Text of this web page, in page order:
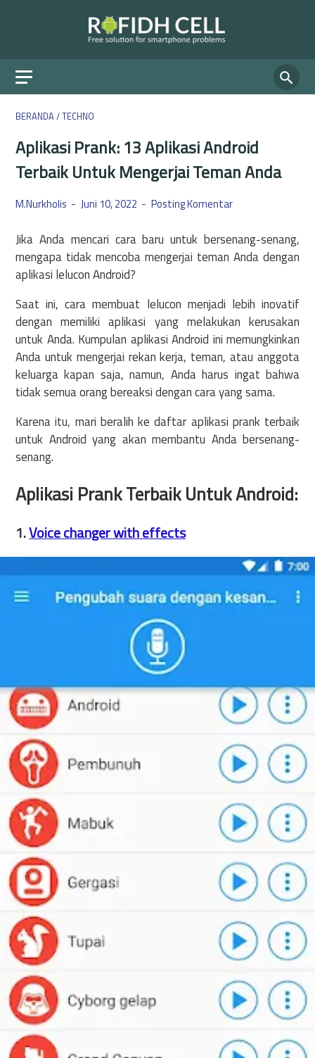
BERANDA/TECHNO
Aplikasi Prank: 13 Aplikasi Android
Terbaik Untuk Mengerjai Teman Anda
M.Nurkholis Juni 10, 2022 Posting Komentar
Jika Anda mencari cara baru untuk bersenang-senang,
mengapa tidak mencoba mengerjai teman Anda dengan
aplikasi lelucon Android?
Saat ini, cara membuat lelucon menjadi lebih inovatif
dengan memiliki aplikasi yang melakukan kerusakan
untuk Anda. Kumpulan aplikasi Android ini memungkinkan
Anda untuk mengerjai rekan kerja, teman, atau anggota
keluarga kapan saja, namun, Anda harus ingat bahwa
tidak semua orang bereaksi dengan cara yang sama.
Karena itu, mari beralih ke daftar aplikasi prank terbaik
untuk Android yang akan membantu Anda bersenang-
senang.
Aplikasi Prank Terbaik Untuk Android:
1.Voice changer with effects